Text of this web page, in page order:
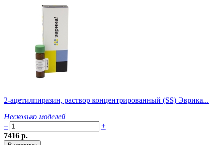
2-ацетилпиразин, раствор концентрированный (SS) Эврика...
Несколько моделей
–
+
7416 р.